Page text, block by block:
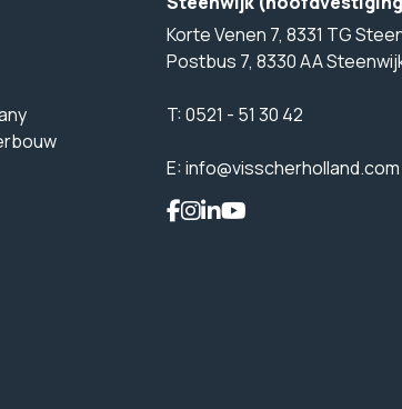
Korte Venen 7, 8331 TG
Postbus 7, 8330 AA
T:0521 - 51 30 42
E:info@visscherholland.com